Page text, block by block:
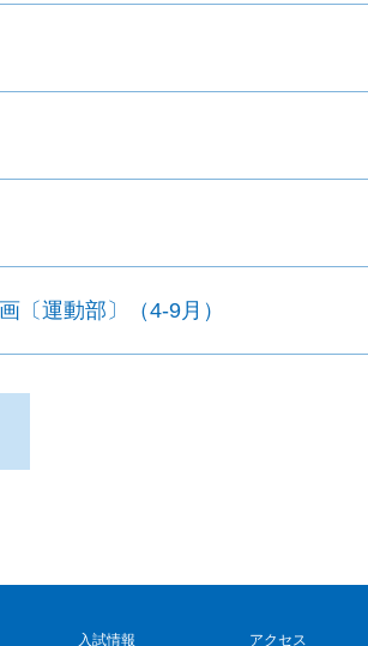
〔運動部〕（4-9月）
入試情報 アクセス